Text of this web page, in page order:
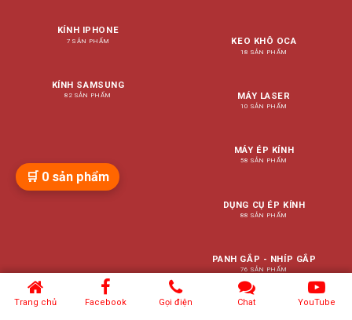
KÍNH IPHONE
7 SẢN PHẨM
KÍNH SAMSUNG
82 SẢN PHẨM
KEO KHÔ OCA
18 SẢN PHẨM
MÁY LASER
10 SẢN PHẨM
MÁY ÉP KÍNH
58 SẢN PHẨM
DỤNG CỤ ÉP KÍNH
88 SẢN PHẨM
PANH GẮP - NHÍP GẮP
76 SẢN PHẨM
Trang chủ Facebook Gọi điện Chat YouTube
🛒 0 sản phẩm